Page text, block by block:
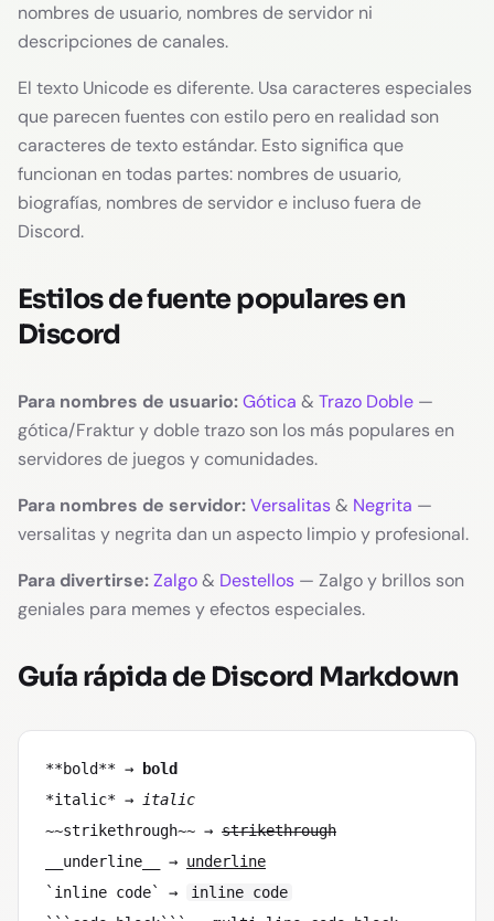
nombres de usuario, nombres de servidor ni
descripciones de canales.
El texto Unicode es diferente. Usa caracteres especiales
que parecen fuentes con estilo pero en realidad son
caracteres de texto estándar. Esto significa que
funcionan en todas partes: nombres de usuario,
biografías, nombres de servidor e incluso fuera de
Discord.
Estilos de fuente populares en
Discord
Para nombres de usuario:Gótica & Trazo Doble —
gótica/Fraktur y doble trazo son los más populares en
servidores de juegos y comunidades.
Para nombres de servidor:Versalitas& Negrita —
versalitas y negrita dan un aspecto limpio y profesional.
Para divertirse:Zalgo& Destellos — Zalgo y brillos son
geniales para memes y efectos especiales.
Guía rápida de Discord Markdown
**bold** →
bold
*italic* →
italic
~~strikethrough~~ → strikethrough
__underline__
→ underline
`inline code`
→
inline code